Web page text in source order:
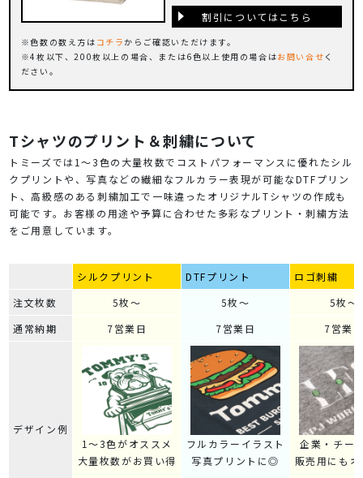
色数の数え方は コチラからご確認いただけます。
4枚以下、200枚以上の場合、または6色以上使用の場合はお問い合せ く
ださい。
割引についてはこちら
Tシャツのプリント＆刺繍について
トミーズでは1～3色の大量枚数でコストパフォーマンスに優れたシル
クプリントや、写真などの繊細なフルカラー表現が可能なDTFプリン
ト、高級感のある刺繍加工で一味違ったオリジナルTシャツの作成も
可能です。お客様の用途や予算に合わせた多彩なプリント・刺繍方法
をご用意しています。
シルクプリント DTFプリント
ロゴ刺繍
注文枚数
5枚～ 5枚～
5枚～
通常納期
7営業日 7営業日 7営業
デザイン例
1～3色がオススメ
大量枚数がお買い得
フルカラーイラスト
写真プリントに◎
企業・チー
販売用にも